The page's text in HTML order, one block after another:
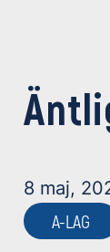
8 maj,
A-LAG